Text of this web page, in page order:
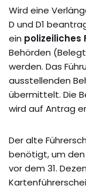
Wird eine
D und D1
ein polizeiliches
Behörden
werden. Das
ausstellenden
übermittelt. Die
wird auf Antrag
Der alte
benötigt, um
vor dem 31.